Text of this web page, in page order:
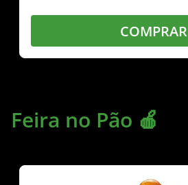
COMPRAR
Feira no Pão 🍎